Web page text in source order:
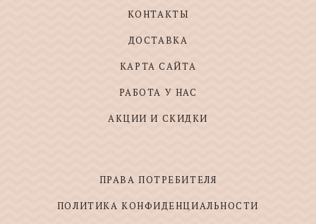
КОНТАКТЫ
ДОСТАВКА
КАРТА САЙТА
РАБОТА У НАС
АКЦИИ И СКИДКИ
ПРАВА ПОТРЕБИТЕЛЯ
ПОЛИТИКА КОНФИДЕНЦИАЛЬНОСТИ